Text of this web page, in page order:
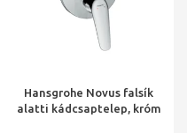
Hansgrohe Novus falsík
alatti kádcsaptelep, króm